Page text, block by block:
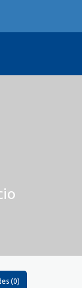
(0)